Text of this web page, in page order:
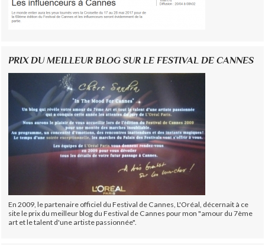
PRIX DU MEILLEUR BLOG SUR LE FESTIVAL DE CANNES
En 2009, le partenaire officiel du Festival de Cannes, L'Oréal, décernait à ce
site le prix du meilleur blog du Festival de Cannes pour mon "amour du 7ème
art et le talent d'une artiste passionnée".